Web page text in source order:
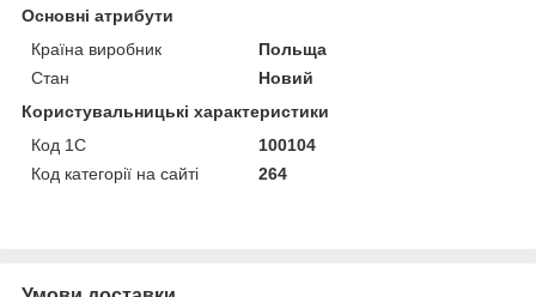
Основні атрибути
Країна виробник
Польща
Стан
Новий
Користувальницькі характеристики
Код 1С
100104
Код категорії на сайті
264